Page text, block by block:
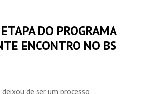
DO PROGRAMA
ENCONTRO NO BS
de ser um processo